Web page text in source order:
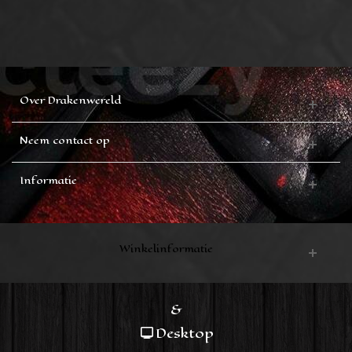
Over Drakenwereld
Neem contact op
Informatie
Winkelinformatie
&
Desktop